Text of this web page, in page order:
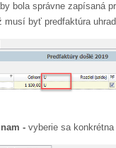
bola správne zapísaná
musí byť predfaktúra
- vyberie sa